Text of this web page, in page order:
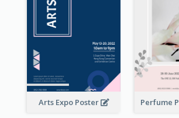
Arts Expo Poster